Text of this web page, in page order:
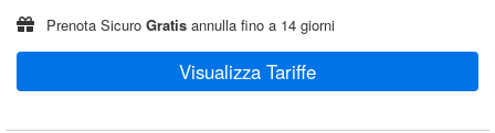
Prenota Sicuro Gratis annulla fino a 14 giorni
Visualizza Tariffe